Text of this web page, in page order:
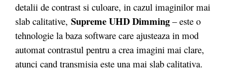
detalii de contrast si culoare, in cazul imaginilor mai
slab calitative, Supreme UHD Dimming – este o
tehnologie la baza software care ajusteaza in mod
automat contrastul pentru a crea imagini mai clare,
atunci cand transmisia este una mai slab calitativa.